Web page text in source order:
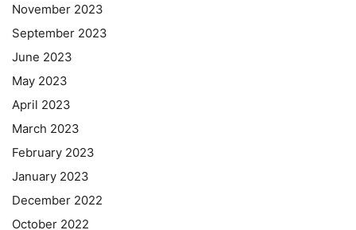
November 2023
September 2023
June 2023
May 2023
April 2023
March 2023
February 2023
January 2023
December 2022
October 2022